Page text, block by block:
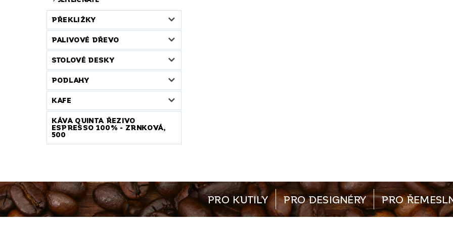
PŘEKLIŽKY
PALIVOVÉ DŘEVO
STOLOVÉ DESKY
PODLAHY
KAFE
KÁVA QUINTA ŘEZIVO
ESPRESSO 100% - ZRNKOVÁ,
500
PRO KUTILY PRO DESIGNÉRY PRO